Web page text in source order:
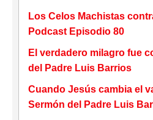
Los Celos Machistas
Podcast Episodio 80
El verdadero milagro fue
del Padre Luis Barrios
Cuando Jesús cambia el
Sermón del Padre Luis